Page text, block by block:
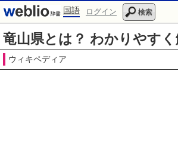
国語 ログイン 検索
竜山県とは？ わかりやす
ウィキペディア